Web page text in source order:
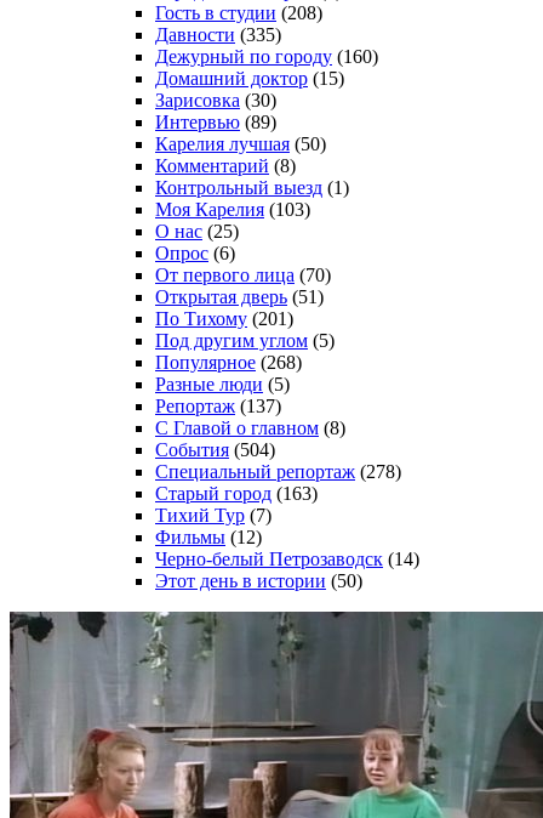
Гость в студии (208)
Давности (335)
Дежурный по городу (160)
Домашний доктор (15)
Зарисовка (30)
Интервью (89)
Карелия лучшая (50)
Комментарий (8)
Контрольный выезд (1)
Моя Карелия (103)
О нас (25)
Опрос (6)
От первого лица (70)
Открытая дверь (51)
По Тихому (201)
Под другим углом (5)
Популярное (268)
Разные люди (5)
Репортаж (137)
С Главой о главном (8)
События (504)
Специальный репортаж (278)
Старый город (163)
Тихий Тур (7)
Фильмы (12)
Черно-белый Петрозаводск (14)
Этот день в истории (50)